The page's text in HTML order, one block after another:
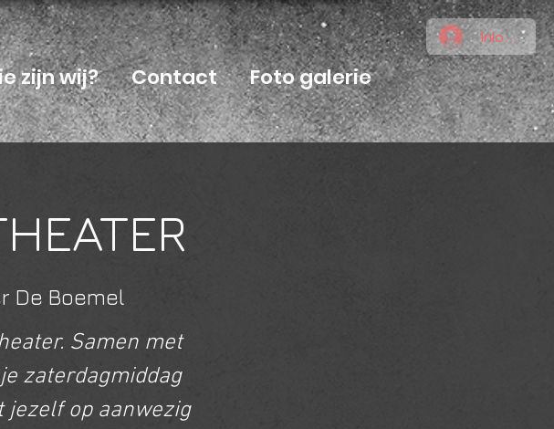
zijn wij? Contact Foto galerie
Inloggen
De Boemel
Samen met
zaterdagmiddag
jezelf op aanwezig